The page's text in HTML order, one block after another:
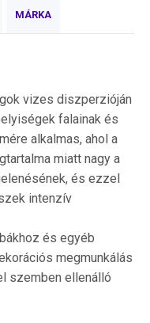
MÁRKA
vizes diszperzióján
falainak és
alkalmas, ahol a
miatt nagy a
és ezzel
intenzív
és egyéb
megmunkálás
szemben ellenálló